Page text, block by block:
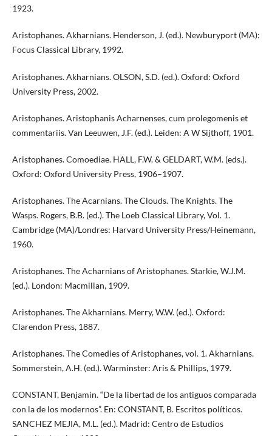
1923.
Aristophanes. Akharnians. Henderson, J. (ed.). Newburyport (MA):
Focus Classical Library, 1992.
Aristophanes. Akharnians. OLSON, S.D. (ed.). Oxford: Oxford
University Press, 2002.
Aristophanes. Aristophanis Acharnenses, cum prolegomenis et
commentariis. Van Leeuwen, J.F. (ed.). Leiden: A W Sijthoff, 1901.
Aristophanes. Comoediae. HALL, F.W. & GELDART, W.M. (eds.).
Oxford: Oxford University Press, 1906–1907.
Aristophanes. The Acarnians. The Clouds. The Knights. The
Wasps. Rogers, B.B. (ed.). The Loeb Classical Library, Vol. 1.
Cambridge (MA)/Londres: Harvard University Press/Heinemann,
1960.
Aristophanes. The Acharnians of Aristophanes. Starkie, W.J.M.
(ed.). London: Macmillan, 1909.
Aristophanes. The Akharnians. Merry, W.W. (ed.). Oxford:
Clarendon Press, 1887.
Aristophanes. The Comedies of Aristophanes, vol. 1. Akharnians.
Sommerstein, A.H. (ed.). Warminster: Aris & Phillips, 1979.
CONSTANT, Benjamin. “De la libertad de los antiguos comparada
con la de los modernos”. En: CONSTANT, B. Escritos políticos.
SANCHEZ MEJIA, M.L. (ed.). Madrid: Centro de Estudios